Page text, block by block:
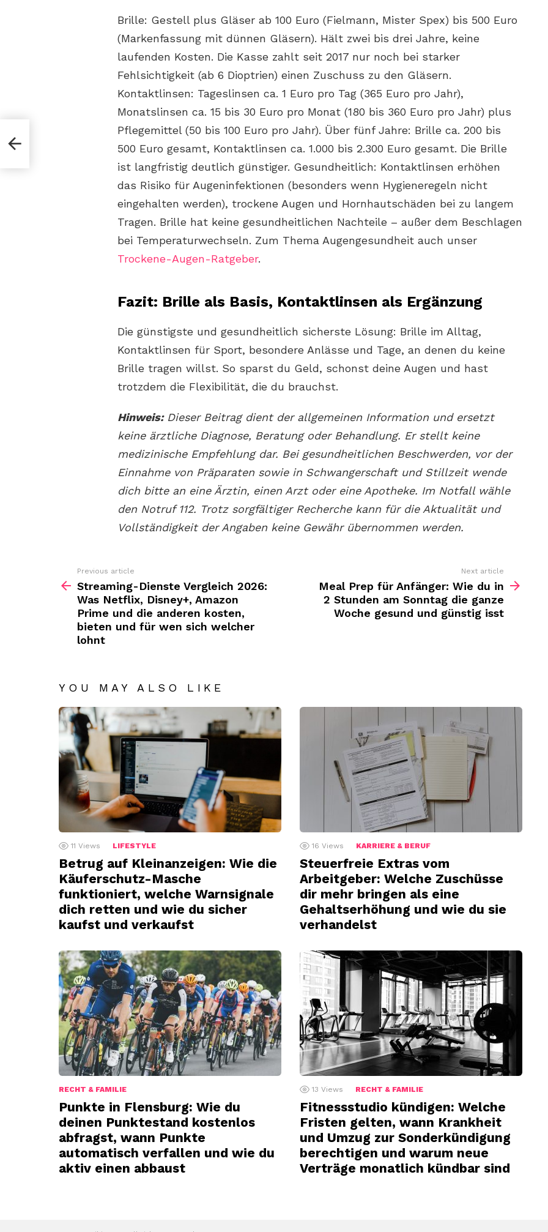
Brille: Gestell plus Gläser ab 100 Euro (Fielmann, Mister Spex) bis 500 Euro
(Markenfassung mit dünnen Gläsern). Hält zwei bis drei Jahre, keine
laufenden Kosten. Die Kasse zahlt seit 2017 nur noch bei starker
Fehlsichtigkeit (ab 6 Dioptrien) einen Zuschuss zu den Gläsern.
Kontaktlinsen: Tageslinsen ca. 1 Euro pro Tag (365 Euro pro Jahr),
Monatslinsen ca. 15 bis 30 Euro pro Monat (180 bis 360 Euro pro Jahr) plus
Pflegemittel (50 bis 100 Euro pro Jahr). Über fünf Jahre: Brille ca. 200 bis
500 Euro gesamt, Kontaktlinsen ca. 1.000 bis 2.300 Euro gesamt. Die Brille
ist langfristig deutlich günstiger. Gesundheitlich: Kontaktlinsen erhöhen
das Risiko für Augeninfektionen (besonders wenn Hygieneregeln nicht
eingehalten werden), trockene Augen und Hornhautschäden bei zu langem
Tragen. Brille hat keine gesundheitlichen Nachteile – außer dem Beschlagen
bei Temperaturwechseln. Zum Thema Augengesundheit auch unser
Trockene-Augen-Ratgeber.
Fazit: Brille als Basis, Kontaktlinsen als Ergänzung
Die günstigste und gesundheitlich sicherste Lösung: Brille im Alltag,
Kontaktlinsen für Sport, besondere Anlässe und Tage, an denen du keine
Brille tragen willst. So sparst du Geld, schonst deine Augen und hast
trotzdem die Flexibilität, die du brauchst.
Hinweis:Dieser Beitrag dient der allgemeinen Information und ersetzt
keine ärztliche Diagnose, Beratung oder Behandlung. Er stellt keine
medizinische Empfehlung dar. Bei gesundheitlichen Beschwerden, vor der
Einnahme von Präparaten sowie in Schwangerschaft und Stillzeit wende
dich bitte an eine Ärztin, einen Arzt oder eine Apotheke. Im Notfall wähle
den Notruf 112. Trotz sorgfältiger Recherche kann für die Aktualität und
Vollständigkeit der Angaben keine Gewähr übernommen werden.
more
Previous article
Streaming-Dienste Vergleich 2026:
Was Netflix, Disney+, Amazon
Prime und die anderen kosten,
bieten und für wen sich welcher
lohnt
Next article
Meal Prep für Anfänger: Wie du in
2 Stunden am Sonntag die ganze
Woche gesund und günstig isst
YOU MAY ALSO LIKE
11 Views LIFESTYLE
Betrug auf Kleinanzeigen: Wie die
Käuferschutz-Masche
funktioniert, welche Warnsignale
dich retten und wie du sicher
kaufst und verkaufst
16 Views KARRIERE & BERUF
Steuerfreie Extras vom
Arbeitgeber: Welche Zuschüsse
dir mehr bringen als eine
Gehaltserhöhung und wie du sie
verhandelst
RECHT & FAMILIE
Punkte in Flensburg: Wie du
deinen Punktestand kostenlos
abfragst, wann Punkte
automatisch verfallen und wie du
aktiv einen abbaust
13 Views RECHT & FAMILIE
Fitnessstudio kündigen: Welche
Fristen gelten, wann Krankheit
und Umzug zur Sonderkündigung
berechtigen und warum neue
Verträge monatlich kündbar sind